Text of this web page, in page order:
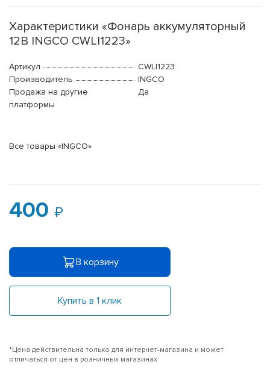
Характеристики «Фонарь аккумуляторный
12В INGCO CWLI1223»
Артикул
CWLI1223
Производитель
INGCO
Продажа на другие
платформы
Да
Все товары «INGCO»
400
В корзину
Купить в 1 клик
*Цена действительна только для интернет-магазина и может
отличаться от цен в розничных магазинах